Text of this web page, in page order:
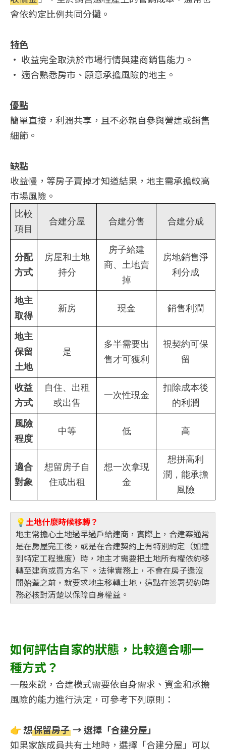
會依約定比例共同分攤。
特色
• 收益完全取決於市場行情與建商銷售能力。
• 適合熟悉房市、願意承擔風險的地主。
優點
簡單直接，利潤共享，且不必親自參與營建或銷售
細節。
缺點
收益慢，等房子賣掉才知道結果，地主需承擔較高
市場風險。
比較
項目
合建分屋 合建分售 合建分成
分配
方式
房屋和土地
持分
房子給建
商、土地賣
掉
房地銷售淨
利分成
地主
取得
新房 現金 銷售利潤
地主
保留
土地
是
多半需要出
售才可獲利
視契約可保
留
收益
方式
自住、出租
或出售
一次性現金
扣除成本後
的利潤
風險
程度
中等 低 高
適合
對象
想留房子自
住或出租
想一次拿現
金
想拼高利
潤，能承擔
風險
💡土地什麼時候移轉？
地主常擔心土地過早過戶給建商，實際上，合建案通常
是在房屋完工後，或是在合建契約上有特別約定（如達
到特定工程進度）時，地主才需要把土地所有權依約移
轉至建商或買方名下 。法律實務上，不會在房子還沒
開始蓋之前，就要求地主移轉土地，這點在簽署契約時
務必核對清楚以保障自身權益。
如何評估自家的狀態，比較適合哪一
種方式？
一般來說，合建模式需要依自身需求、資金和承擔
風險的能力進行決定，可參考下列原則：
👉想保留房子 → 選擇「合建分屋」
如果家族成員共有土地時，選擇「合建分屋」可以